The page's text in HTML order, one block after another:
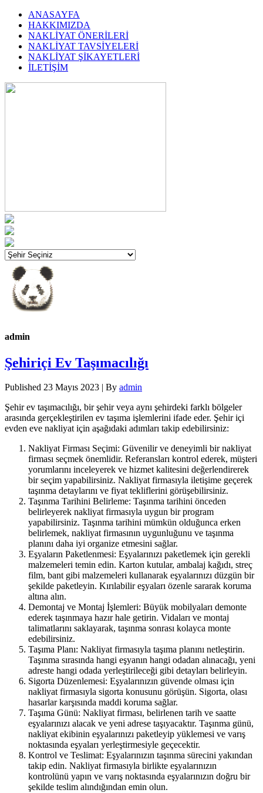
ANASAYFA
HAKKIMIZDA
NAKLİYAT ÖNERİLERİ
NAKLİYAT TAVSİYELERİ
NAKLİYAT ŞİKAYETLERİ
İLETİŞİM
admin
Şehiriçi Ev Taşımacılığı
Published 23 Mayıs 2023 | By admin
Şehir ev taşımacılığı, bir şehir veya aynı şehirdeki farklı bölgeler
arasında gerçekleştirilen ev taşıma işlemlerini ifade eder. Şehir içi
evden eve nakliyat için aşağıdaki adımları takip edebilirsiniz:
Nakliyat Firması Seçimi: Güvenilir ve deneyimli bir nakliyat
firması seçmek önemlidir. Referansları kontrol ederek, müşteri
yorumlarını inceleyerek ve hizmet kalitesini değerlendirerek
bir seçim yapabilirsiniz. Nakliyat firmasıyla iletişime geçerek
taşınma detaylarını ve fiyat tekliflerini görüşebilirsiniz.
Taşınma Tarihini Belirleme: Taşınma tarihini önceden
belirleyerek nakliyat firmasıyla uygun bir program
yapabilirsiniz. Taşınma tarihini mümkün olduğunca erken
belirlemek, nakliyat firmasının uygunluğunu ve taşınma
planını daha iyi organize etmesini sağlar.
Eşyaların Paketlenmesi: Eşyalarınızı paketlemek için gerekli
malzemeleri temin edin. Karton kutular, ambalaj kağıdı, streç
film, bant gibi malzemeleri kullanarak eşyalarınızı düzgün bir
şekilde paketleyin. Kırılabilir eşyaları özenle sararak koruma
altına alın.
Demontaj ve Montaj İşlemleri: Büyük mobilyaları demonte
ederek taşınmaya hazır hale getirin. Vidaları ve montaj
talimatlarını saklayarak, taşınma sonrası kolayca monte
edebilirsiniz.
Taşıma Planı: Nakliyat firmasıyla taşıma planını netleştirin.
Taşınma sırasında hangi eşyanın hangi odadan alınacağı, yeni
adreste hangi odada yerleştirileceği gibi detayları belirleyin.
Sigorta Düzenlemesi: Eşyalarınızın güvende olması için
nakliyat firmasıyla sigorta konusunu görüşün. Sigorta, olası
hasarlar karşısında maddi koruma sağlar.
Taşıma Günü: Nakliyat firması, belirlenen tarih ve saatte
eşyalarınızı alacak ve yeni adrese taşıyacaktır. Taşınma günü,
nakliyat ekibinin eşyalarınızı paketleyip yüklemesi ve varış
noktasında eşyaları yerleştirmesiyle geçecektir.
Kontrol ve Teslimat: Eşyalarınızın taşınma sürecini yakından
takip edin. Nakliyat firmasıyla birlikte eşyalarınızın
kontrolünü yapın ve varış noktasında eşyalarınızın doğru bir
şekilde teslim alındığından emin olun.